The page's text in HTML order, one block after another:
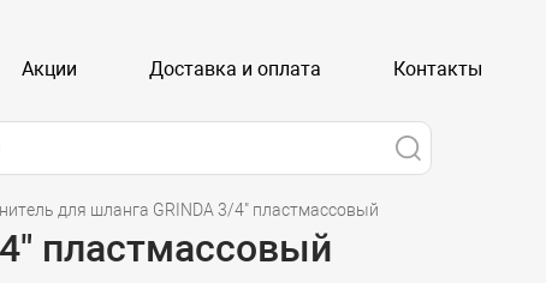
Акции Доставка и оплата Контакты
для шланга GRINDA 3/4" пластмассовый
пластмассовый